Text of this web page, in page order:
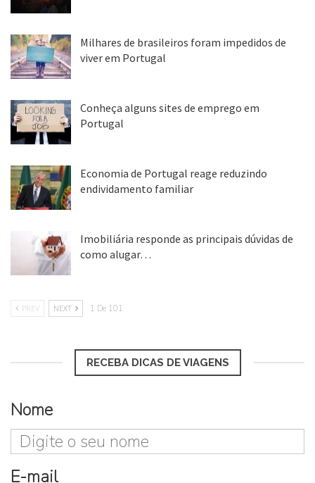
Milhares de brasileiros foram impedidos de
viver em Portugal
Conheça alguns sites de emprego em
Portugal
Economia de Portugal reage reduzindo
endividamento familiar
Imobiliária responde as principais dúvidas de
como alugar…
PREV NEXT 1 De 101
RECEBA DICAS DE VIAGENS
Nome
E-mail